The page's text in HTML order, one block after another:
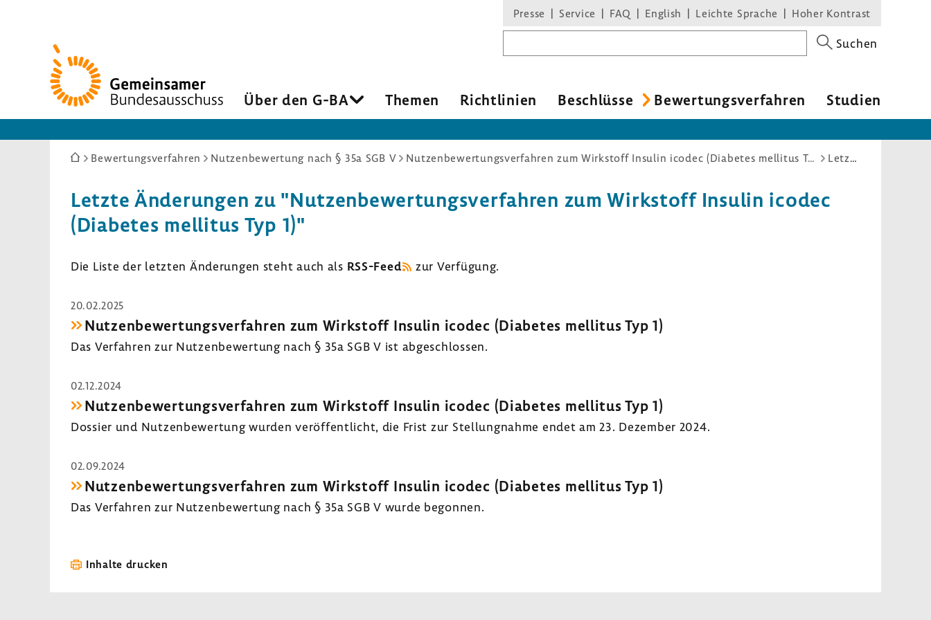
Zur
Startseite
Presse Service FAQ English Leichte Sprache Hoher Kontrast
Suchen
Über den G-BA Themen Richt­li­nien Beschlüsse Bewer­tungs­ver­fahren Studien
Sie
hier:
Bewertungsverfahren Nutzenbewertung nach § 35a SGB V Nutzenbewertungsverfahren zum Wirkstoff Insulin icodec (Diabetes mellitus Typ 1) Letzte Änderungen
Letzte Ände­rungen zu "Nutzen­be­wer­tungs­ver­fahren zum Wirk­stoff Insulin icodec
(Diabetes mellitus Typ 1)"
Die Liste der letzten Ände­rungen steht auch als RSS-​Feed zur Verfü­gung.
20.02.2025
Nutzen­be­wer­tungs­ver­fahren zum Wirk­stoff Insulin icodec (Diabetes mellitus Typ 1)
Das Verfahren zur Nutzen­be­wer­tung nach § 35a SGB V ist abge­schlossen.
02.12.2024
Nutzen­be­wer­tungs­ver­fahren zum Wirk­stoff Insulin icodec (Diabetes mellitus Typ 1)
Dossier und Nutzen­be­wer­tung wurden veröf­fent­licht, die Frist zur Stel­lung­nahme endet am 23. Dezember 2024.
02.09.2024
Nutzen­be­wer­tungs­ver­fahren zum Wirk­stoff Insulin icodec (Diabetes mellitus Typ 1)
Das Verfahren zur Nutzen­be­wer­tung nach § 35a SGB V wurde begonnen.
Inhalte drucken